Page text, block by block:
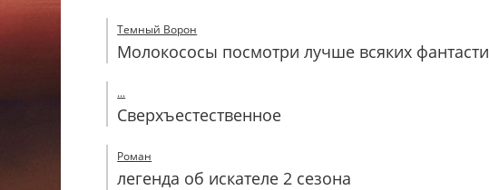
Темный Ворон
Молокососы посмотри лучше всяких
...
Сверхъестественное
Роман
легенда об искателе 2 сезона